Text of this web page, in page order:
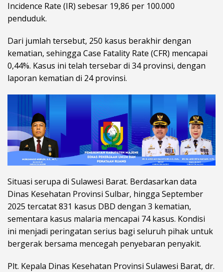
Incidence Rate (IR) sebesar 19,86 per 100.000
penduduk.
Dari jumlah tersebut, 250 kasus berakhir dengan
kematian, sehingga Case Fatality Rate (CFR) mencapai
0,44%. Kasus ini telah tersebar di 34 provinsi, dengan
laporan kematian di 24 provinsi.
Situasi serupa di Sulawesi Barat. Berdasarkan data
Dinas Kesehatan Provinsi Sulbar, hingga September
2025 tercatat 831 kasus DBD dengan 3 kematian,
sementara kasus malaria mencapai 74 kasus. Kondisi
ini menjadi peringatan serius bagi seluruh pihak untuk
bergerak bersama mencegah penyebaran penyakit.
Plt. Kepala Dinas Kesehatan Provinsi Sulawesi Barat, dr.